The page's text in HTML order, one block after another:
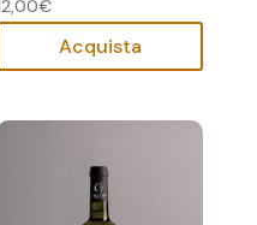
€
Acquista